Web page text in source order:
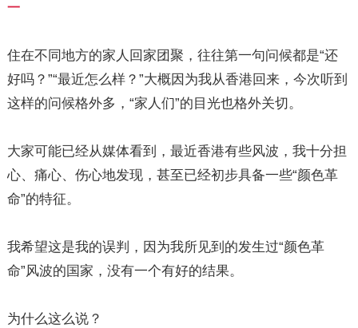
一
住在不同地方的家人回家团聚，往往第一句问候都是“还
好吗？”“最近怎么样？”大概因为我从香港回来，今次听到
这样的问候格外多，“家人们”的目光也格外关切。
大家可能已经从媒体看到，最近香港有些风波，我十分担
心、痛心、伤心地发现，甚至已经初步具备一些“颜色革
命”的特征。
我希望这是我的误判，因为我所见到的发生过“颜色革
命”风波的国家，没有一个有好的结果。
为什么这么说？